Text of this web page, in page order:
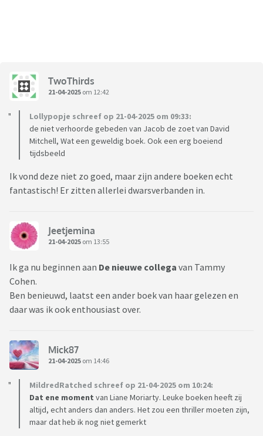
TwoThirds
21-04-2025 om 12:42
Lollypopje schreef op 21-04-2025 om 09:33:
de niet verhoorde gebeden van Jacob de zoet van David
Mitchell, Wat een geweldig boek. Ook een erg boeiend
tijdsbeeld
Ik vond deze niet zo goed, maar zijn andere boeken echt
fantastisch! Er zitten allerlei dwarsverbanden in.
Jeetjemina
21-04-2025 om 13:55
Ik ga nu beginnen aan De nieuwe collega van Tammy
Cohen.
Ben benieuwd, laatst een ander boek van haar gelezen en
daar was ik ook enthousiast over.
Mick87
21-04-2025 om 14:46
MildredRatched schreef op 21-04-2025 om 10:24:
Dat ene moment van Liane Moriarty. Leuke boeken heeft zij
altijd, echt anders dan anders. Het zou een thriller moeten zijn,
maar dat heb ik nog niet gemerkt